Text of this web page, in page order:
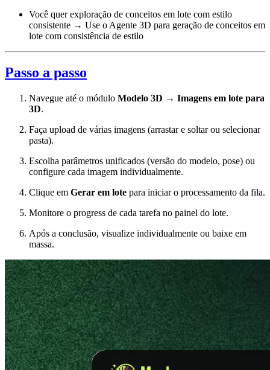
Você quer exploração de conceitos em lote com estilo
consistente → Use o Agente 3D para geração de conceitos em
lote com consistência de estilo
Passo a passo
Navegue até o módulo Modelo 3D → Imagens em lote para
3D.
Faça upload de várias imagens (arrastar e soltar ou selecionar
pasta).
Escolha parâmetros unificados (versão do modelo, pose) ou
configure cada imagem individualmente.
Clique em Gerar em lote para iniciar o processamento da fila.
Monitore o progress de cada tarefa no painel do lote.
Após a conclusão, visualize individualmente ou baixe em
massa.